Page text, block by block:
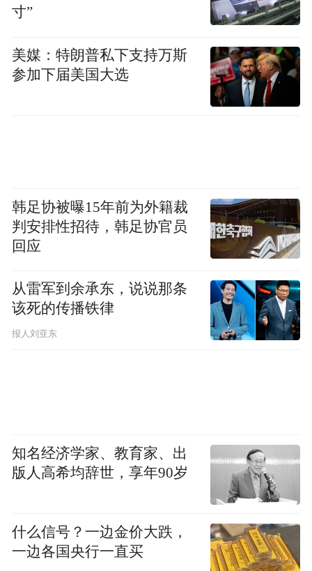
寸”
美媒：特朗普私下支持万斯
参加下届美国大选
韩足协被曝15年前为外籍裁
判安排性招待，韩足协官员
回应
从雷军到余承东，说说那条
该死的传播铁律
报人刘亚东
知名经济学家、教育家、出
版人高希均辞世，享年90岁
什么信号？一边金价大跌，
一边各国央行一直买